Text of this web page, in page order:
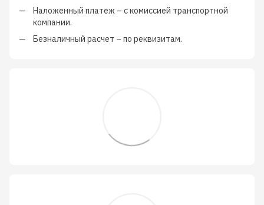
Наложенный платеж – скомиссией транспортной
компании.
Безналичный расчет – по реквизитам.